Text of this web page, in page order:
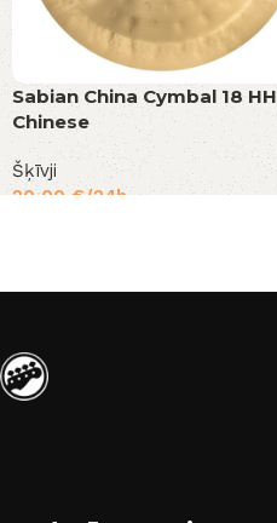
Sabian China Cymbal 18 HH
Chinese
Šķīvji
20,00 €/24h